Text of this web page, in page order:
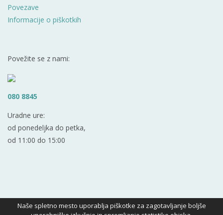
Povezave
Informacije o piškotkih
Povežite se z nami:
080 8845
Uradne ure:
od ponedeljka do petka,
od 11:00 do 15:00
Naše spletno mesto uporablja piškotke za zagotavljanje boljše